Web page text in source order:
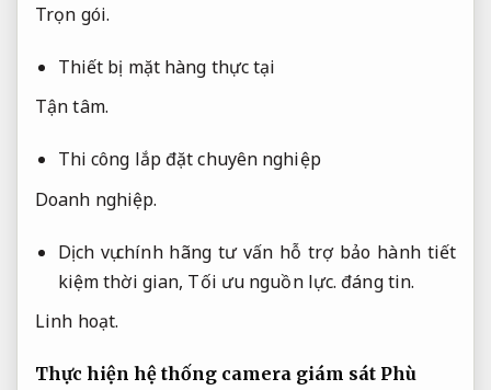
Trọn gói.
Thiết bị mặt hàng thực tại
Tận tâm.
Thi công lắp đặt chuyên nghiệp
Doanh nghiệp.
Dịch vụ chính hãng tư vấn hỗ trợ bảo hành tiết
kiệm thời gian, Tối ưu nguồn lực. đáng tin.
Linh hoạt.
Thực hiện hệ thống camera giám sát Phù